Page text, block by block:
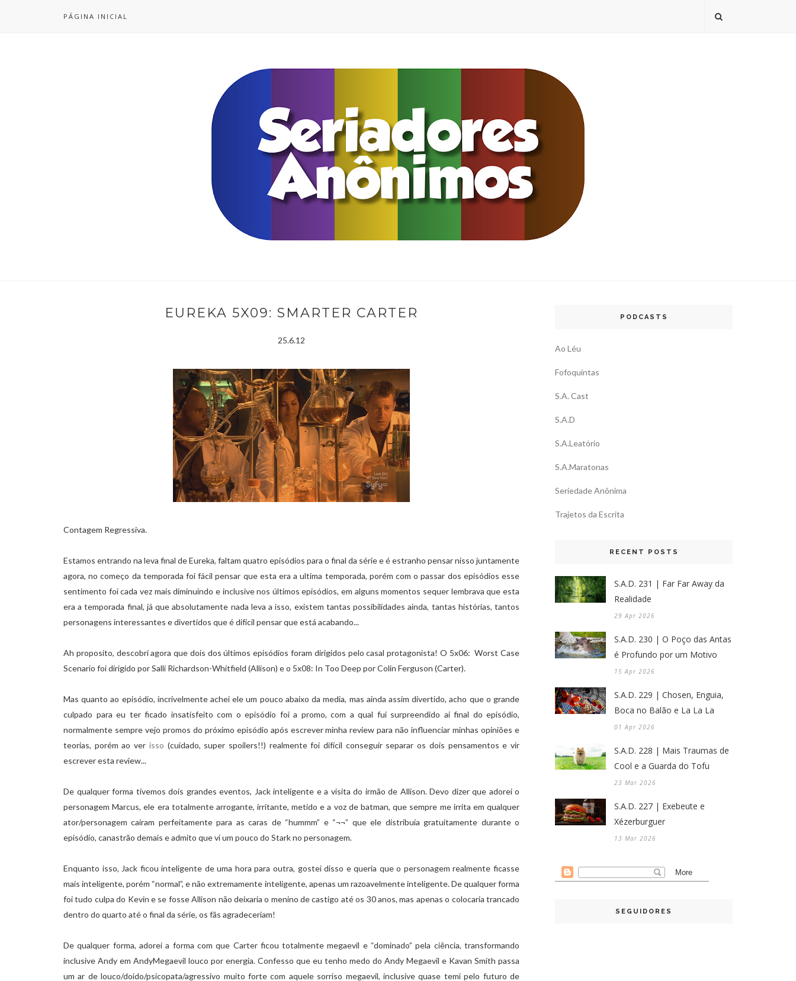
PÁGINA INICIAL
EUREKA 5X09: SMARTER CARTER
25.6.12
Contagem Regressiva.
Estamos entrando na leva final de Eureka, faltam quatro episódios para o final da série e é estranho pensar nisso juntamente
agora, no começo da temporada foi fácil pensar que esta era a ultima temporada, porém com o passar dos episódios esse
sentimento foi cada vez mais diminuindo e inclusive nos últimos episódios, em alguns momentos sequer lembrava que esta
era a temporada final, já que absolutamente nada leva a isso, existem tantas possibilidades ainda, tantas histórias, tantos
personagens interessantes e divertidos que é difícil pensar que está acabando...
Ah proposito, descobri agora que dois dos últimos episódios foram dirigidos pelo casal protagonista! O 5x06: Worst Case
Scenario foi dirigido porSalli Richardson-Whitfield (Allison) e o 5x08: In Too Deep por Colin Ferguson (Carter).
Mas quanto ao episódio, incrivelmente achei ele um pouco abaixo da media, mas ainda assim divertido, acho que o grande
culpado para eu ter ficado insatisfeito com o episódio foi a promo, com a qual fui surpreendido ai final do episódio,
normalmente sempre vejo promos do próximo episódio após escrever minha review para não influenciar minhas opiniões e
teorias, porém ao ver isso (cuidado, super spoilers!!) realmente foi difícil conseguir separar os dois pensamentos e vir
escrever esta review...
De qualquer forma tivemos dois grandes eventos, Jack inteligente e a visita do irmão de Allison. Devo dizer que adorei o
personagem Marcus, ele era totalmente arrogante, irritante, metido e a voz de batman, que sempre me irrita em qualquer
ator/personagem caíram perfeitamente para as caras de “hummm” e “¬¬” que ele distribuía gratuitamente durante o
episódio, canastrão demais e admito que vi um pouco do Stark no personagem.
Enquanto isso, Jack ficou inteligente de uma hora para outra, gostei disso e queria que o personagem realmente ficasse
mais inteligente, porém “normal”, e não extremamente inteligente, apenas um razoavelmente inteligente. De qualquer forma
foi tudo culpa do Kevin e se fosse Allison não deixaria o menino de castigo até os 30 anos, mas apenas o colocaria trancado
dentro do quarto até o final da série, os fãs agradeceriam!
De qualquer forma, adorei a forma com que Carter ficou totalmente megaevil e “dominado” pela ciência, transformando
inclusive Andy em AndyMegaevil louco por energia. Confesso que eu tenho medo do Andy Megaevil e Kavan Smith passa
um ar de louco/doido/psicopata/agressivo muito forte com aquele sorriso megaevil, inclusive quase temi pelo futuro de
PODCASTS
Ao Léu
Fofoquintas
S.A. Cast
S.A.D
S.A.Leatório
S.A.Maratonas
Seriedade Anônima
Trajetos da Escrita
RECENT POSTS
S.A.D. 231 | Far Far Away da
Realidade
29 Apr 2026
S.A.D. 230 | O Poço das Antas
é Profundo por um Motivo
15 Apr 2026
S.A.D. 229 | Chosen, Enguia,
Boca no Balão e La La La
01 Apr 2026
S.A.D. 228 | Mais Traumas de
Cool e a Guarda do Tofu
23 Mar 2026
S.A.D. 227 | Exebeute e
Xézerburguer
13 Mar 2026
SEGUIDORES